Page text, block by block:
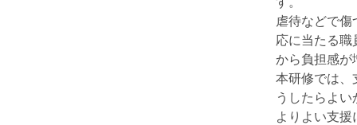
虐待などで
応に当たる
から負担感が
本研修では、
うしたらよ
よりよい支